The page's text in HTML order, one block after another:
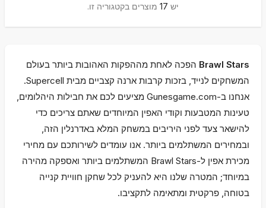
יש 17 מוצרים בקטגוריה זו.
Brawl Stars הפכה לאחת מההפקות האהובות ביותר בעולם
המשחקים לנייד, בזכות קרבות ארנה קצביים מבית Supercell.
אנחנו ב-Gunesgame.com מציעים לכם את חבילות היהלומים,
טעינות המטבעות וקודי האפין המיוחדים שאתם צריכים כדי
להישאר צעד לפני היריבים במשחק המלא באדרנלין הזה,
ובמחירים המשתלמים ביותר. אנו עומדים לשירותכם עם מחירי
מכירת אפין ל-Brawl Stars המשתלמים ביותר ואספקה מהירה
במיוחד; המטרה שלנו היא להעניק לכל שחקן חוויית קנייה
בטוחה, פרקטית ומתאימה לתקציבו.